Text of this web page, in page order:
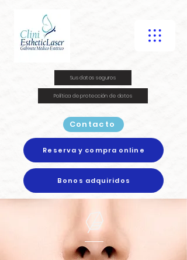
Contacto
Sus datos seguros
Política de protección de datos
Reserva y compra online
Bonos adquiridos